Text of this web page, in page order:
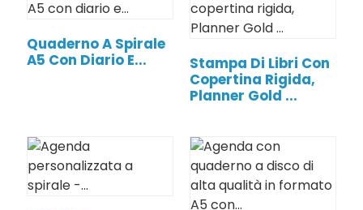
Quaderno A Spirale
A5 Con Diario E...
Stampa Di Libri Con
Copertina Rigida,
Planner Gold ...